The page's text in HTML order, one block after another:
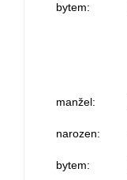
bytem:
manžel:
narozen:
bytem: